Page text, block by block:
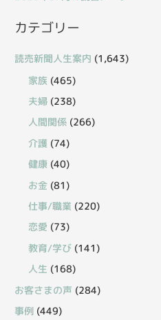
カテゴリー
読売新聞人生案内 (1,643)
家族 (465)
夫婦 (238)
人間関係 (266)
介護 (74)
健康 (40)
お金 (81)
仕事/職業 (220)
恋愛 (73)
教育/学び (141)
人生 (168)
お客さまの声 (284)
事例 (449)